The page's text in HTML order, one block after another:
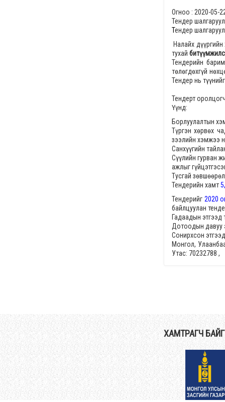
Огноо : 2020-05-
Тендер
Тендер
Налайх
тухай
Тендерийн
төлөгдөхгүй
Тендер нь
Тендерт
Үүнд:
Борлуулалтын
Түргэн хөрвөх
зээлийн хэмжээ
Санхүүгийн
Сүүлийн гурван
ажлыг
Тусгай
Тендерийн хамт
Тендерийг 2020
байлцуулан
Гадаадын этгээд
Дотоодын давуу
Сонирхсон
Монгол,
Утас: 70232788 ,
ХАМТРАГЧ